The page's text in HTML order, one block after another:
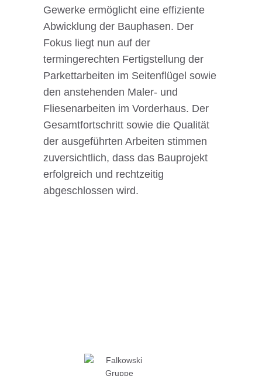
Gewerke ermöglicht eine effiziente
Abwicklung der Bauphasen. Der
Fokus liegt nun auf der
termingerechten Fertigstellung der
Parkettarbeiten im Seitenflügel sowie
den anstehenden Maler- und
Fliesenarbeiten im Vorderhaus. Der
Gesamtfortschritt sowie die Qualität
der ausgeführten Arbeiten stimmen
zuversichtlich, dass das Bauprojekt
erfolgreich und rechtzeitig
abgeschlossen wird.